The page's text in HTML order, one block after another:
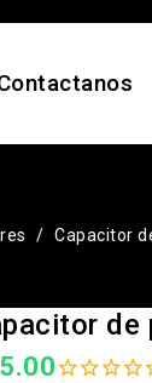
Capacitor